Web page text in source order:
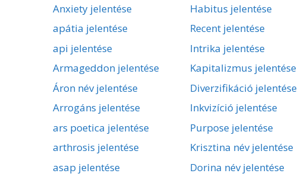
Anxiety jelentése
apátia jelentése
api jelentése
Armageddon jelentése
Áron név jelentése
Arrogáns jelentése
ars poetica jelentése
arthrosis jelentése
asap jelentése
Habitus jelentése
Recent jelentése
Intrika jelentése
Kapitalizmus jelentése
Diverzifikáció jelentése
Inkvizíció jelentése
Purpose jelentése
Krisztina név jelentése
Dorina név jelentése